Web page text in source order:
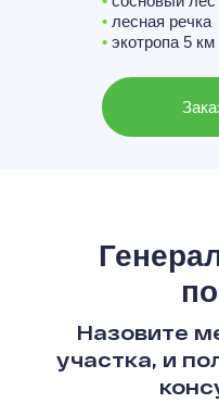
• лесная речка
• экотропа 5 км
Назовите
участка, и